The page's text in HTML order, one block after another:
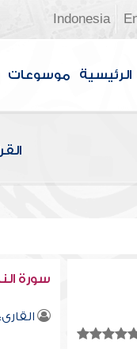
Indonesia
الرئيسية موسوعات
سورة